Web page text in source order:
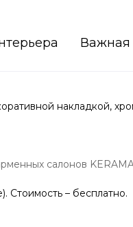
накладкой,
салонов
Стоимость – бесплатно.